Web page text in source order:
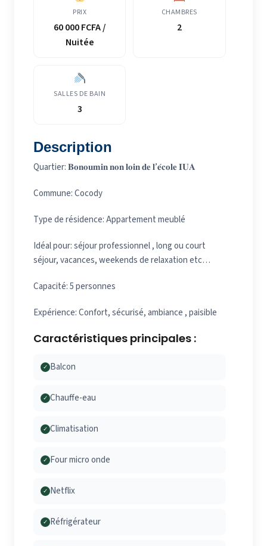
PRIX
60 000 FCFA /
Nuitée
CHAMBRES
2
SALLES DE BAIN
3
Description
Quartier: 𝐁𝐨𝐧𝐨𝐮𝐦𝐢𝐧 𝐧𝐨𝐧 𝐥𝐨𝐢𝐧 𝐝𝐞 𝐥’𝐞́𝐜𝐨𝐥𝐞 𝐈𝐔𝐀
Commune: Cocody
Type de résidence: Appartement meublé
Idéal pour: séjour professionnel , long ou court
séjour, vacances, weekends de relaxation etc…
Capacité: 5 personnes
Expérience: Confort, sécurisé, ambiance , paisible
Caractéristiques principales :
✓ Balcon
✓ Chauffe-eau
✓ Climatisation
✓ Four micro onde
✓ Netflix
✓ Réfrigérateur